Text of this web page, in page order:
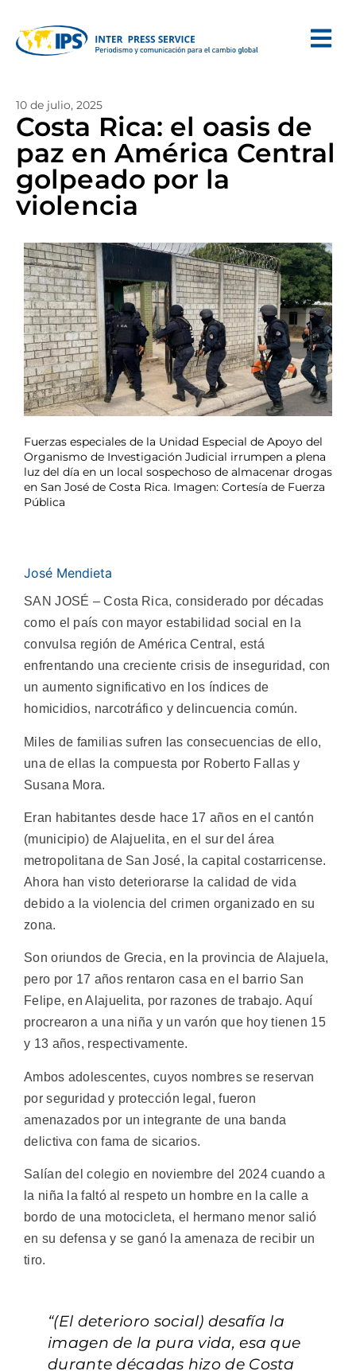
10 de julio, 2025
Costa Rica: el oasis de
paz en América Central
golpeado por la
violencia
Fuerzas especiales de la Unidad Especial de Apoyo del
Organismo de Investigación Judicial irrumpen a plena
luz del día en un local sospechoso de almacenar drogas
en San José de Costa Rica. Imagen: Cortesía de Fuerza
Pública
José Mendieta
SAN JOSÉ – Costa Rica, considerado por décadas
como el país con mayor estabilidad social en la
convulsa región de América Central, está
enfrentando una creciente crisis de inseguridad, con
un aumento significativo en los índices de
homicidios, narcotráfico y delincuencia común.
Miles de familias sufren las consecuencias de ello,
una de ellas la compuesta por Roberto Fallas y
Susana Mora.
Eran habitantes desde hace 17 años en el cantón
(municipio) de Alajuelita, en el sur del área
metropolitana de San José, la capital costarricense.
Ahora han visto deteriorarse la calidad de vida
debido a la violencia del crimen organizado en su
zona.
Son oriundos de Grecia, en la provincia de Alajuela,
pero por 17 años rentaron casa en el barrio San
Felipe, en Alajuelita, por razones de trabajo. Aquí
procrearon a una niña y un varón que hoy tienen 15
y 13 años, respectivamente.
Ambos adolescentes, cuyos nombres se reservan
por seguridad y protección legal, fueron
amenazados por un integrante de una banda
delictiva con fama de sicarios.
Salían del colegio en noviembre del 2024 cuando a
la niña la faltó al respeto un hombre en la calle a
bordo de una motocicleta, el hermano menor salió
en su defensa y se ganó la amenaza de recibir un
tiro.
“(El deterioro social) desafía la
imagen de la pura vida, esa que
durante décadas hizo de Costa